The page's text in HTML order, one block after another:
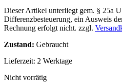
Dieser Artikel unterliegt gem. § 25a
Differenzbesteuerung, ein Ausweis
Rechnung erfolgt nicht. zzgl.
Zustand: Gebraucht
Lieferzeit: 2 Werktage
Nicht vorrätig